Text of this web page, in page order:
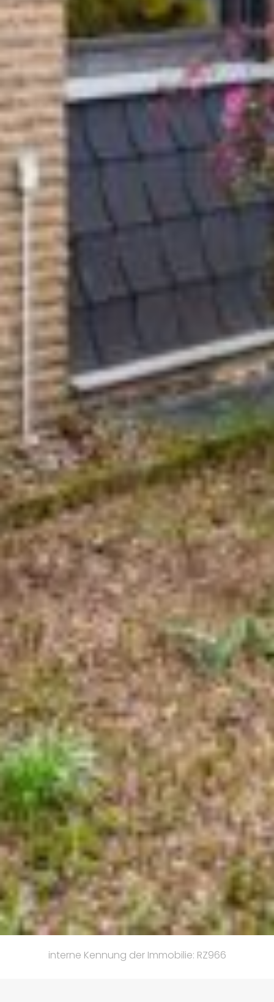
interne Kennung der Immobilie: RZ966